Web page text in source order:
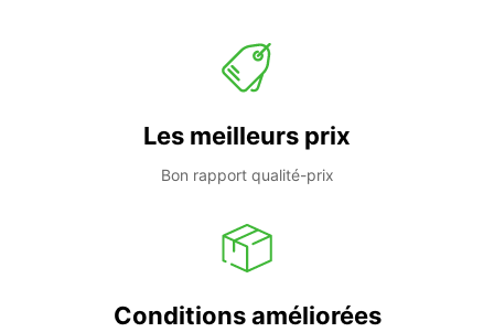
Les meilleurs prix
Bon rapport qualité-prix
Conditions améliorées